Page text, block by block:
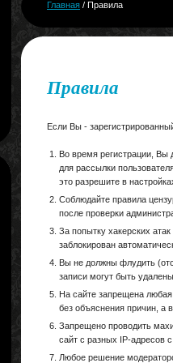
Главная / Правила
Правила
Если Вы -
Во время регистрации, Вы
для рассылки
это разрешите в
Соблюдайте правила
после проверки
За попытку хакерских
заблокирован
Вы не должны флудить
записи могут быть
На сайте запрещена
без объяснения причин, а
Запрещено проводить
сайт с разных IP-адресов
Любое решение